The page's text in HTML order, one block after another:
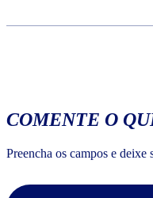
COMENTE O
Preencha os campos e deixe